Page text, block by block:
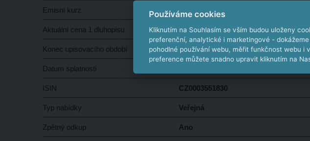
Emisní kurz 100 %
Aktuální cena 1 dluhopisu 40 000 Kč
Konec upisovacího období 12.4.2024
Datum splatnosti
ISIN CZ0003551830
Typ nabídky Veřejná
Zpětný odkup Ano
Používáme cookies
Kliknutím na Souhlasím se vším budou uloženy
preferenční, analytické i marketingové -
pohodlné používání webu, měřit funkčnost webu i
preference můžete snadno upravit kliknutím na